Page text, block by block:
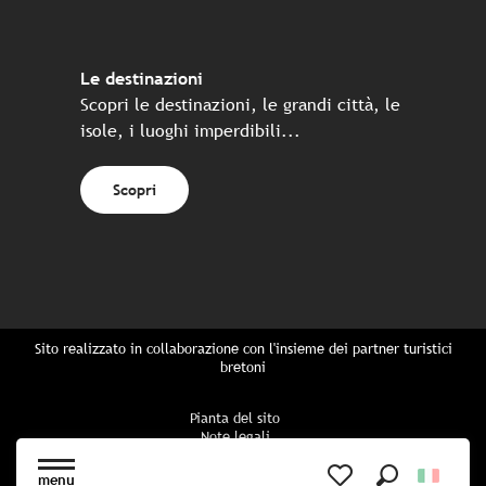
menu
Le destinazioni
Scopri le destinazioni, le grandi città, le
isole, i luoghi imperdibili...
Scopri
Sito realizzato in collaborazione con l'insieme dei partner turistici
bretoni
Pianta del sito
Note legali